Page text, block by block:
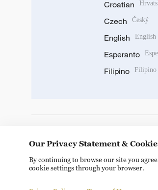
Croatian
Czech Český
English English
Esperanto
Filipino Filipino
Our Privacy Statement &
By continuing to browse our site you
cookie settings through your browser.